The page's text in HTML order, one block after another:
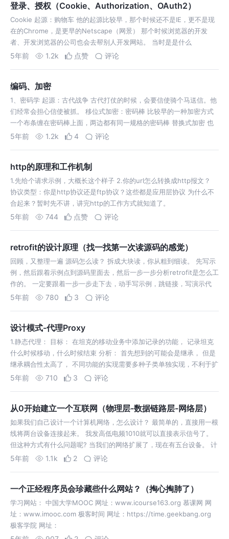
登录、授权（Cookie、Authorization、OAuth2）
Cookie 起源：购物车 他的起源比较早，那个时候还不是IE，更不是现
在的Chrome，是更早的Netscape（网景） 那个时候浏览器的开发
者、开发浏览器的公司也会去帮别人开发网站。 当时是是什么
5年前 1.2k 点赞 评论
编码、加密
1、密码学 起源：古代战争 古代打仗的时候，会要信使骑个马送信。他
们经常会担心信使被抓。 移位式加密：密码棒 比较早的一种加密方式
一个布条缠在密码棒上面，两边都有同一规格的密码棒 替换式加密 也
可以
5年前 1.2k 4 评论
http的原理和工作机制
1.先给个请求示例，大概长这个样子 2.你的url怎么转换成http报文？
协议类型：你是http协议还是ftp协议？这些都是应用层协议 为什么不
合起来？暂时先不讲，讲完http的工作方式就知道了。
5年前 744 点赞 评论
retrofit的设计原理（找一找第一次读源码的感觉）
回顾，又整理一遍 源码怎么读？ 拆成大块读，你从粗到细读。 先写示
例，然后跟着示例点到源码里面去，然后一步一步分析retrofit是怎么工
作的。 一定要跟着一步一步走下去，动手写示例，跳链接，写演示代
5年前 780 3 评论
设计模式-代理Proxy
1.静态代理： 目标： 在坦克的移动业务中添加记录的功能， 记录坦克
什么时候移动，什么时候结束 分析： 首先想到的可能会是继承， 但是
继承耦合性太高了， 不同功能的实现需要多种子类单独实现，不利于扩
展
5年前 710 3 评论
从0开始建立一个互联网（物理层-数据链路层-网络层）
如果我们自己设计一个计算机网络，怎么设计？ 最简单的，直接用一根
线将两台设备连接起来。 我发高低电频1010就可以直接表示信号了。
但这种方式有什么问题呢? 当我们的网络扩展了，现在有五台设备。 计
算
5年前 1.1k 2 评论
一个正经程序员会珍藏些什么网站？（掏心掏肺了）
学习网站： 中国大学MOOC 网址：www.icourse163.org 慕课网 网
址：www.imooc.com 极客时间 网址：https://time.geekbang.org
极客学院 网址：